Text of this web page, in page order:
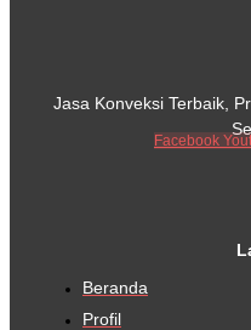
Jasa Konveksi Terbaik,
Facebook
Beranda
Profil